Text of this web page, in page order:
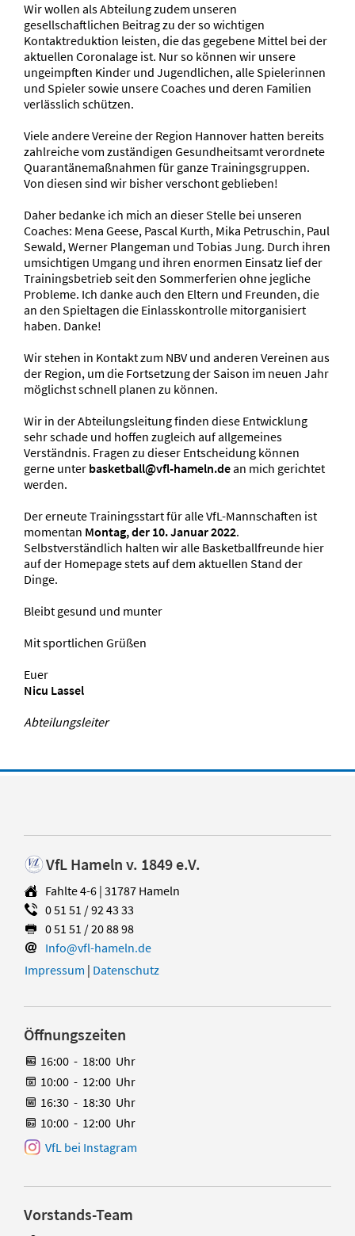
Wir wollen als Abteilung zudem unseren
gesellschaftlichen Beitrag zu der so wichtigen
Kontaktreduktion leisten, die das gegebene Mittel bei der
aktuellen Coronalage ist. Nur so können wir unsere
ungeimpften Kinder und Jugendlichen, alle Spielerinnen
und Spieler sowie unsere Coaches und deren Familien
verlässlich schützen.
Viele andere Vereine der Region Hannover hatten bereits
zahlreiche vom zuständigen Gesundheitsamt verordnete
Quarantänemaßnahmen für ganze Trainingsgruppen.
Von diesen sind wir bisher verschont geblieben!
Daher bedanke ich mich an dieser Stelle bei unseren
Coaches: Mena Geese, Pascal Kurth, Mika Petruschin, Paul
Sewald, Werner Plangeman und Tobias Jung. Durch ihren
umsichtigen Umgang und ihren enormen Einsatz lief der
Trainingsbetrieb seit den Sommerferien ohne jegliche
Probleme. Ich danke auch den Eltern und Freunden, die
an den Spieltagen die Einlasskontrolle mitorganisiert
haben. Danke!
Wir stehen in Kontakt zum NBV und anderen Vereinen aus
der Region, um die Fortsetzung der Saison im neuen Jahr
möglichst schnell planen zu können.
Wir in der Abteilungsleitung finden diese Entwicklung
sehr schade und hoffen zugleich auf allgemeines
Verständnis. Fragen zu dieser Entscheidung können
gerne unter basketball@vfl-hameln.dean mich gerichtet
werden.
Der erneute Trainingsstart für alle VfL-Mannschaften ist
momentan Montag, der 10. Januar 2022.
Selbstverständlich halten wir alle Basketballfreunde hier
auf der Homepage stets auf dem aktuellen Stand der
Dinge.
Bleibt gesund und munter
Mit sportlichen Grüßen
Euer
Nicu Lassel
Abteilungsleiter
VfL Hameln v. 1849 e.V.
Fahlte 4-6 | 31787 Hameln
0 51 51 / 92 43 33
0 51 51 / 20 88 98
Info@vfl-hameln.de
Impressum | Datenschutz
Öffnungszeiten
16:00 - 18:00 Uhr
10:00 - 12:00 Uhr
16:30 - 18:30 Uhr
10:00 - 12:00 Uhr
VfL bei Instagram
Vorstands-Team